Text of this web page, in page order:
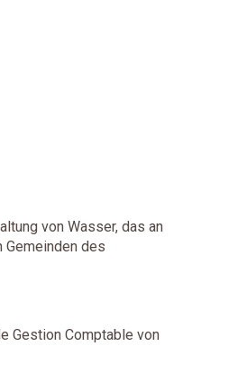
von Wasser, das an
Gemeinden des
Gestion Comptable von